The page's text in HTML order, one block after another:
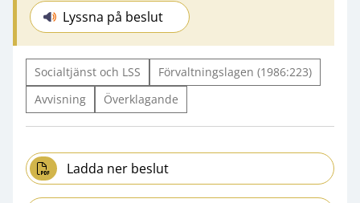
Lyssna på beslut
Socialtjänst och LSS
Förvaltningslagen (1986:223)
Avvisning
Överklagande
Ladda ner beslut